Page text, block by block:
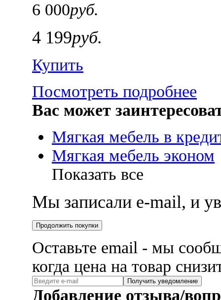
6 000руб.
4 199руб.
Купить
Посмотреть подробнее
Вас может
Мягкая мебель в
Мягкая мебель эконом
Показать все
Мы записали e-mail, и
Продолжить покупки
Оставьте email - мы
когда цена на товар
Получить уведомление
Добавление отзыва/